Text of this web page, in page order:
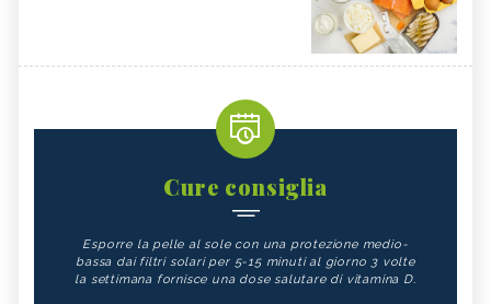
Cure consiglia
Esporre la pelle al sole con una protezione medio-
bassa dai filtri solari per 5-15 minuti al giorno 3 volte
la settimana fornisce una dose salutare di vitamina D.